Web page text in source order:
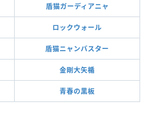
盾猫ガーディアニャ
ロックウォール
盾猫ニャンバスター
金剛大矢楯
青春の黒板